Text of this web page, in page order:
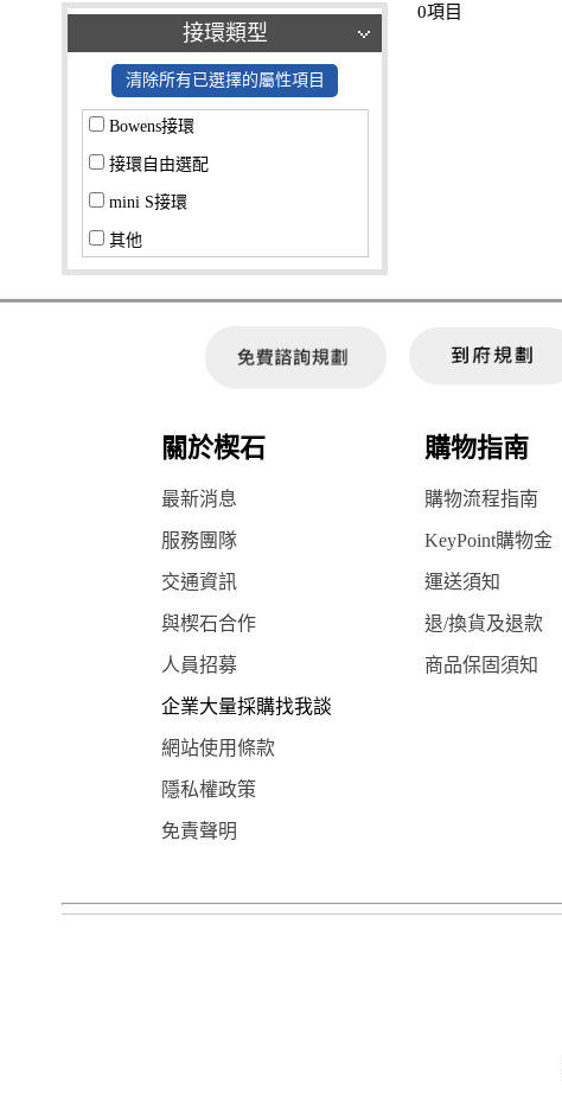
接環類型
清除所有已選擇的屬性項目
Bowens接環
接環自由選配
mini S接環
其他
0項目
關於楔石 購物指南
最新消息 購物流程指南
服務團隊 KeyPoint購物金
交通資訊 運送須知
與楔石合作 退/換貨及退款
人員招募 商品保固須知
企業大量採購找我談
網站使用條款
隱私權政策
免責聲明